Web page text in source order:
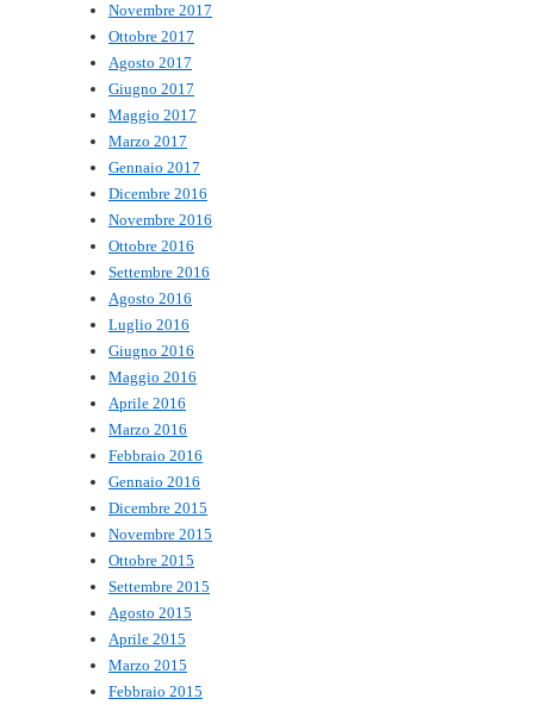
Novembre 2017
Ottobre 2017
Agosto 2017
Giugno 2017
Maggio 2017
Marzo 2017
Gennaio 2017
Dicembre 2016
Novembre 2016
Ottobre 2016
Settembre 2016
Agosto 2016
Luglio 2016
Giugno 2016
Maggio 2016
Aprile 2016
Marzo 2016
Febbraio 2016
Gennaio 2016
Dicembre 2015
Novembre 2015
Ottobre 2015
Settembre 2015
Agosto 2015
Aprile 2015
Marzo 2015
Febbraio 2015